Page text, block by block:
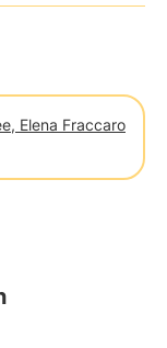
Elena Fraccaro